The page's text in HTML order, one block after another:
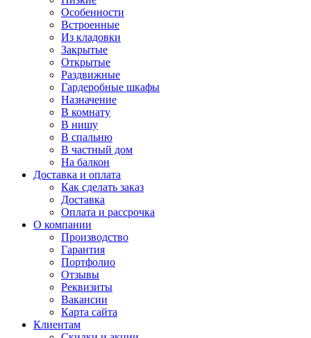
Особенности
Встроенные
Из кладовки
Закрытые
Открытые
Раздвижные
Гардеробные шкафы
Назначение
В комнату
В нишу
В спальню
В частный дом
На балкон
Доставка и оплата
Как сделать заказ
Доставка
Оплата и рассрочка
О компании
Производство
Гарантия
Портфолио
Отзывы
Реквизиты
Вакансии
Карта сайта
Клиентам